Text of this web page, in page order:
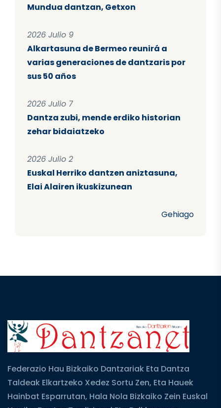
Mundua dantzan, Getxon
2026 Julio 9
Alkartasuna de Bermeo reunirá a
varias generaciones de dantzaris por
sus 50 años
2026 Julio 7
Dantza zubi, mende erdiko historian
zehar bidaiatzeko
2026 Julio 2
Euskal Herriko dantzen aniztasuna,
Elai Alairen ikuskizunean
Gehiago
Federazio Hau Bizkaiko Dantzariak Eta Dantza
Taldeak Elkartzeko Xedez Sortu Zen, Eta Hauek
Hainbat Esparrutan, Hala Nola Bizkaiko Zein Euskal